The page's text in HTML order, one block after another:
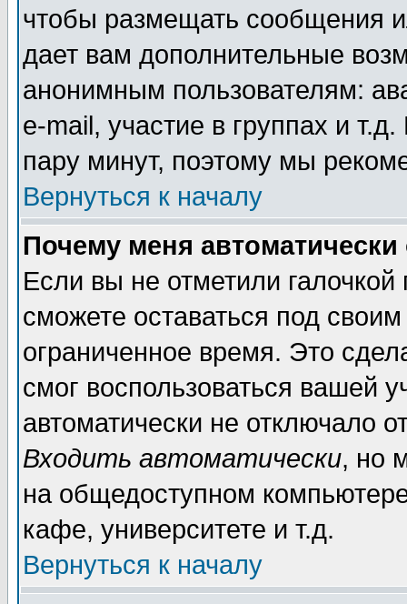
чтобы размещать сообщения
дает вам дополнительные
анонимным пользователям:
e-mail, участие в группах и
пару минут, поэтому мы
Вернуться к началу
Почему меня автоматически
Если вы не отметили галочкой
сможете оставаться под
ограниченное время. Это
смог воспользоваться вашей
автоматически не отключало
Входить автоматически, но
на общедоступном
кафе, университете и т.д.
Вернуться к началу